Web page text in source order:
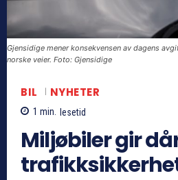
Gjensidige mener konsekvensen av dagens
norske veier. Foto: Gjensidige
BIL NYHETER
1 min. lesetid
Miljøbiler gir